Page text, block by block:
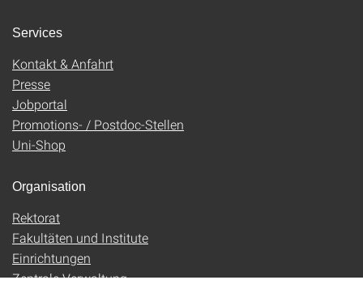
Services
Kontakt & Anfahrt
Presse
Jobportal
Promotions- / Postdoc-Stellen
Uni-Shop
Organisation
Rektorat
Fakultäten und Institute
Einrichtungen
Zentrale Verwaltung